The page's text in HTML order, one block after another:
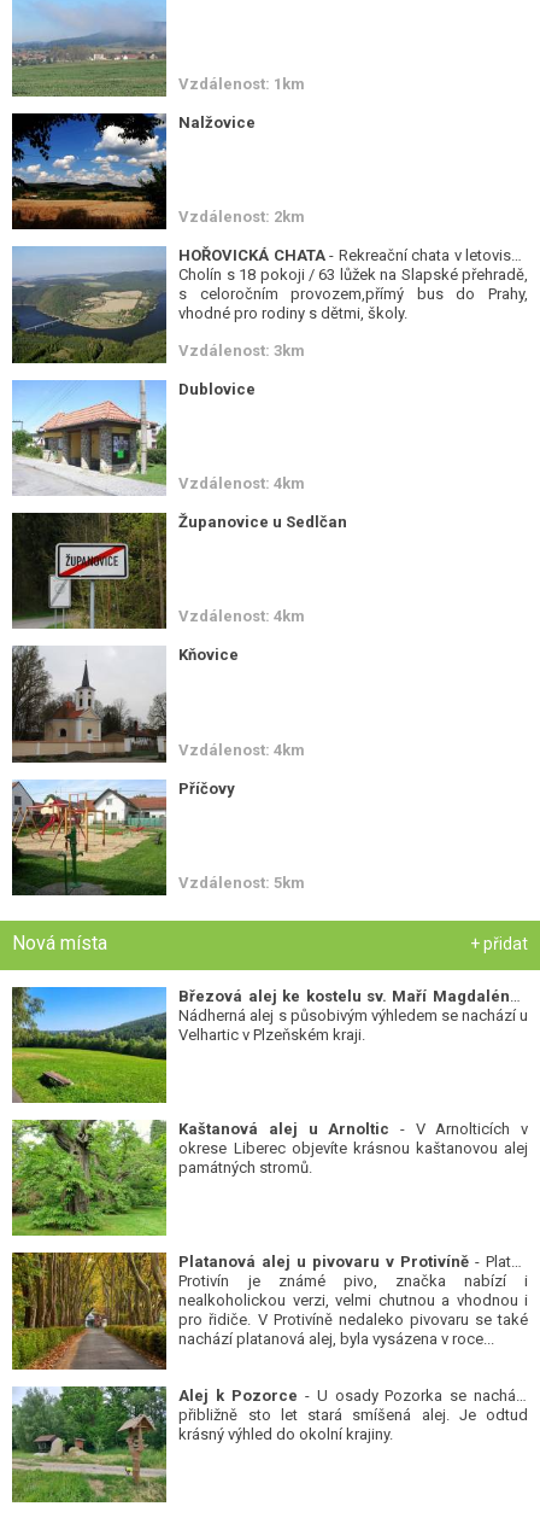
Vzdálenost: 1km
Nalžovice
Vzdálenost: 2km
HOŘOVICKÁ CHATA- Rekreační chata v letovisku
Cholín s 18 pokoji / 63 lůžek na Slapské přehradě,
s celoročním provozem,přímý bus do Prahy,
vhodné pro rodiny s dětmi, školy.
Vzdálenost: 3km
Dublovice
Vzdálenost: 4km
Županovice u Sedlčan
Vzdálenost: 4km
Kňovice
Vzdálenost: 4km
Příčovy
Vzdálenost: 5km
Nová místa + přidat
Nádherná alej s působivým výhledem se nachází u
Velhartic v Plzeňském kraji.
Kaštanová alej u Arnoltic - V Arnolticích v
okrese Liberec objevíte krásnou kaštanovou alej
památných stromů.
Platanová alej u pivovaru v Protivíně - Platan
Protivín je známé pivo, značka nabízí i
nealkoholickou verzi, velmi chutnou a vhodnou i
pro řidiče. V Protivíně nedaleko pivovaru se také
nachází platanová alej, byla vysázena v roce...
Alej k Pozorce - U osady Pozorka se nachází
přibližně sto let stará smíšená alej. Je odtud
krásný výhled do okolní krajiny.